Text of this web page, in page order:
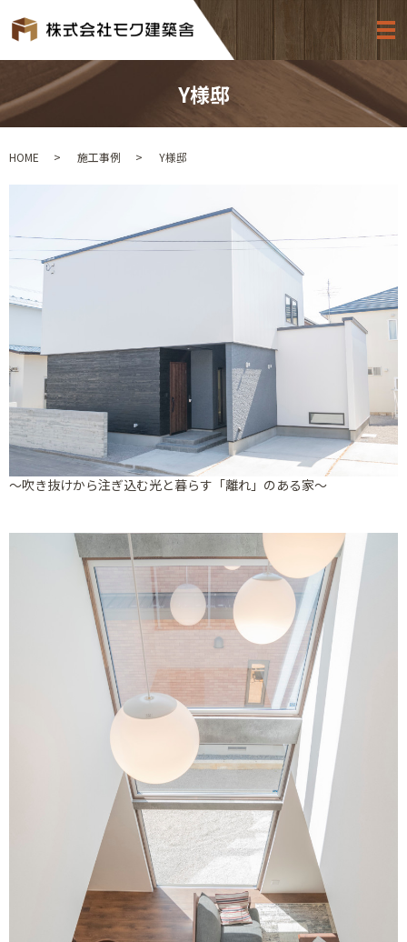
Y様邸
HOME 施工事例 Y様邸
～吹き抜けから注ぎ込む光と暮らす「離れ」のある家～